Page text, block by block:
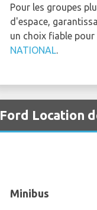
Pour les groupes
d'espace,
un choix fiable pour
NATIONAL.
Ford Location
Minibus